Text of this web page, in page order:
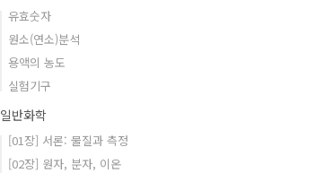
유효숫자
원소(연소)분석
용액의 농도
실험기구
일반화학
[01장] 서론: 물질과 측정
[02장] 원자, 분자, 이온